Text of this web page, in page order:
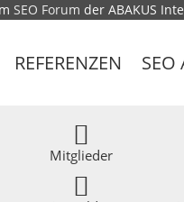
SEO Forum der ABAKUS
REFERENZEN SEO
Mitglieder